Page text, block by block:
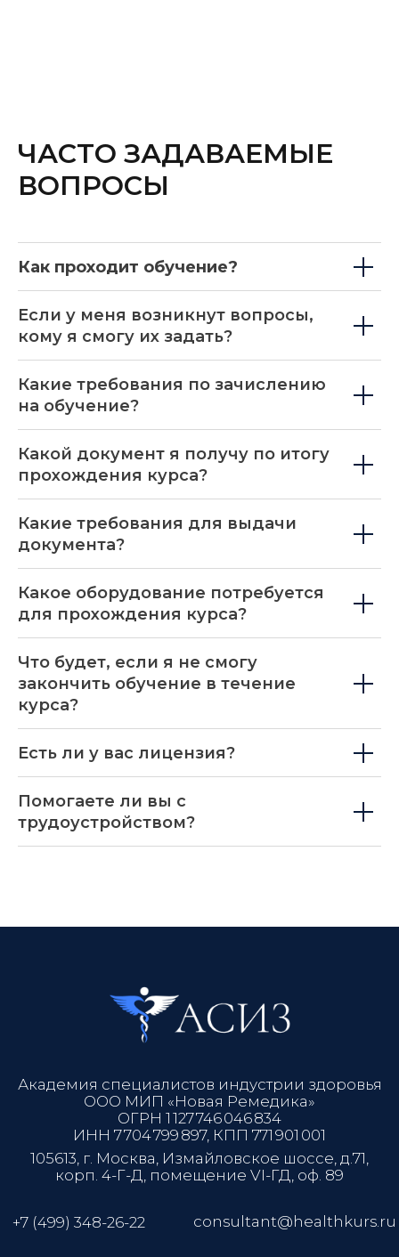
ЧАСТО ЗАДАВАЕМЫЕ
ВОПРОСЫ
Как проходит обучение?
Если у меня возникнут вопросы,
кому я смогу их задать?
Какие требования по зачислению
на обучение?
Какой документ я получу по итогу
прохождения курса?
Какие требования для выдачи
документа?
Какое оборудование потребуется
для прохождения курса?
Что будет, если я не смогу
закончить обучение в течение
курса?
Есть ли у вас лицензия?
Помогаете ли вы с
трудоустройством?